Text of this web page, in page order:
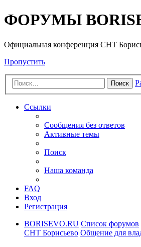
ФОРУМЫ
Официальная конференция СНТ
Пропустить
Поиск
Ссылки
Сообщения без ответов
Активные темы
Поиск
Наша команда
FAQ
Вход
Регистрация
BORISEVO.RU Список форумов
СНТ Борисьево Общение для